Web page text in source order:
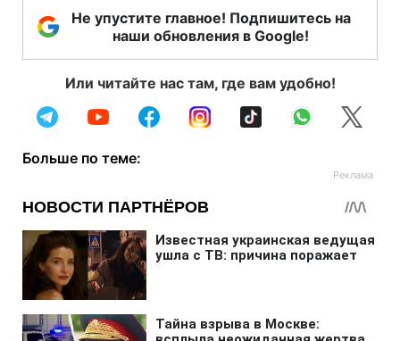
Не упустите главное! Подпишитесь на
наши обновления в Google!
Или читайте нас там, где вам удобно!
Больше по теме: